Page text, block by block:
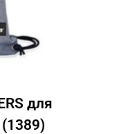
для
(1389)